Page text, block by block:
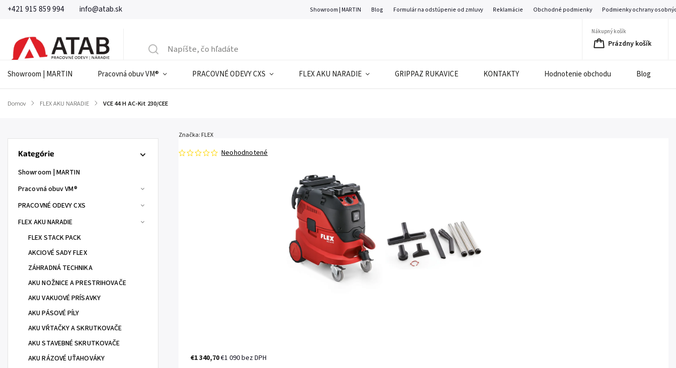
+421 915 859 994 info@atab.sk Showroom | MARTIN Blog Formulár na odstúpenie od zmluvy Reklamácie Obchodné podmienky Podmienky ochrany
Nákupný košík
Prázdny košík
Showroom | MARTIN Pracovná obuv VM® PRACOVNÉ ODEVY CXS FLEX AKU NARADIE GRIPPAZ RUKAVICE KONTAKTY Hodnotenie obchodu Blog
Domov / FLEX AKU NARADIE / VCE 44 H AC-Kit 230/CEE
Kategórie
Showroom | MARTIN
Pracovná obuv VM®
PRACOVNÉ ODEVY CXS
FLEX AKU NARADIE
FLEX STACK PACK
AKCIOVÉ SADY FLEX
ZÁHRADNÁ TECHNIKA
AKU NOŽNICE A PRESTRIHOVAČE
AKU VAKUOVÉ PRÍSAVKY
AKU PÁSOVÉ PÍLY
AKU VŔTAČKY A SKRUTKOVAČE
AKU STAVEBNÉ SKRUTKOVAČE
AKU RÁZOVÉ UŤAHOVÁKY
Neohodnotené
Značka: FLEX
€1 340,70€1 090 bez DPH